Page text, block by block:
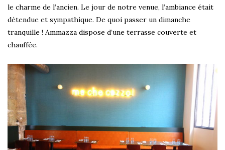
le charme de l’ancien. Le jour de notre venue, l’ambiance était
détendue et sympathique. De quoi passer un dimanche
tranquille ! Ammazza dispose d’une terrasse couverte et
chauffée.